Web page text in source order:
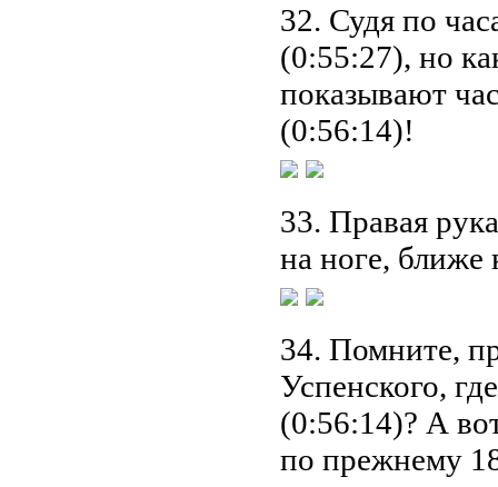
32. Судя по
(0:55:27), но
показывают
(0:56:14)!
33. Правая
на ноге, ближе
34. Помните,
Успенского,
(0:56:14)? А
по прежнему